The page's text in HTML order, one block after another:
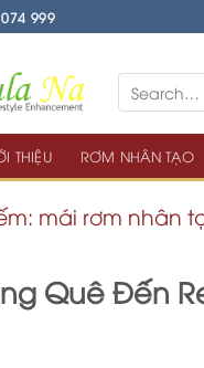
999
THIỆU RƠM NHÂN TẠO
mái rơm nhân
Quê Đến